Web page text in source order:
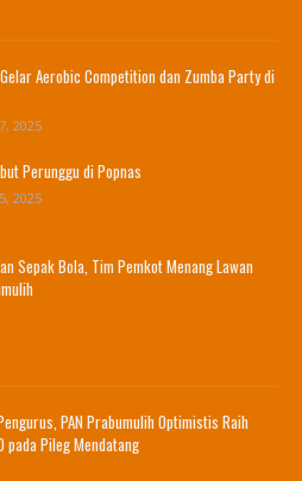
Aerobic Competition dan Zumba Party di
2025
Perunggu di Popnas
2025
Sepak Bola, Tim Pemkot Menang Lawan
PAN Prabumulih Optimistis Raih
pada Pileg Mendatang